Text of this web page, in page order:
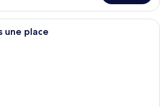
Une chambre d’hôtel avec deux
une place